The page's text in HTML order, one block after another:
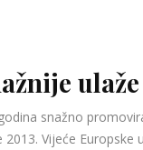
snažno
2013. Vijeće